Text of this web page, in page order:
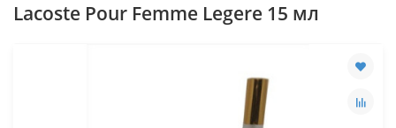
Lacoste Pour Femme Legere 15 мл